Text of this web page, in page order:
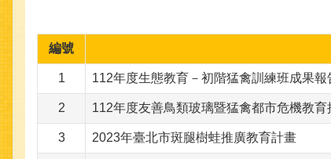
編號
1 112年度生態教育－初階猛禽訓練班成果報
2 112年度友善鳥類玻璃暨猛禽都市危機教育
3 2023年臺北市斑腿樹蛙推廣教育計畫